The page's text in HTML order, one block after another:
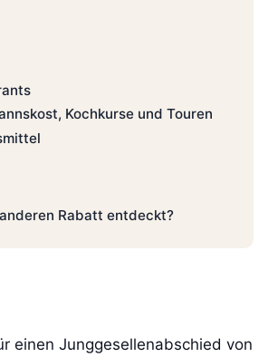
Kochkurse und Touren
Rabatt entdeckt?
einen Junggesellenabschied von